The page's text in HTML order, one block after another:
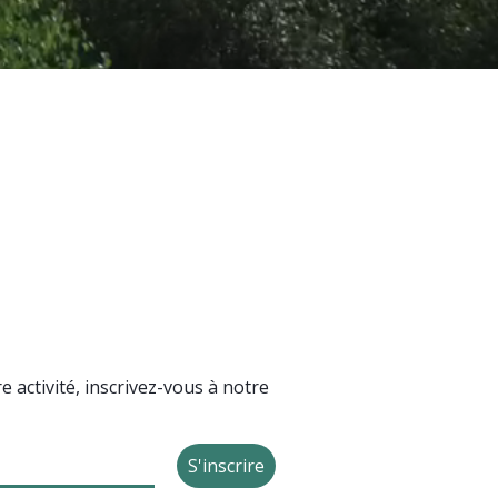
activité, inscrivez-vous à notre
S'inscrire